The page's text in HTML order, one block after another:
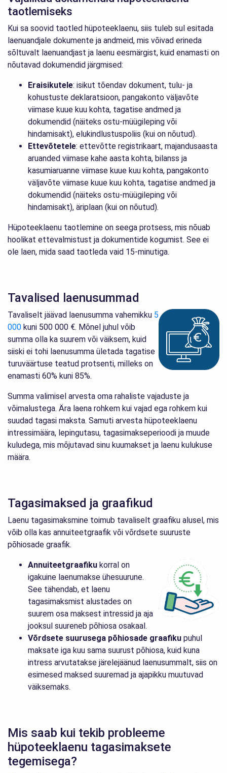
taotlemiseks
Kui sa soovid taotled hüpoteeklaenu, siis tuleb sul esitada
laenuandjale dokumente ja andmeid, mis võivad erineda
sõltuvalt laenuandjast ja laenu eesmärgist, kuid enamasti on
nõutavad dokumendid järgmised:
Eraisikutele: isikut tõendav dokument, tulu- ja
kohustuste deklaratsioon, pangakonto väljavõte
viimase kuue kuu kohta, tagatise andmed ja
dokumendid (näiteks ostu-müügileping või
hindamisakt), elukindlustuspoliis (kui on nõutud).
Ettevõtetele: ettevõtte registrikaart, majandusaasta
aruanded viimase kahe aasta kohta, bilanss ja
kasumiaruanne viimase kuue kuu kohta, pangakonto
väljavõte viimase kuue kuu kohta, tagatise andmed ja
dokumendid (näiteks ostu-müügileping või
hindamisakt), äriplaan (kui on nõutud).
Hüpoteeklaenu taotlemine on seega protsess, mis nõuab
hoolikat ettevalmistust ja dokumentide kogumist. See ei
ole laen, mida saad taotleda vaid 15-minutiga.
Tavalised laenusummad
Tavaliselt jäävad laenusumma vahemikku 5
000 kuni 500 000 €. Mõnel juhul võib
summa olla ka suurem või väiksem, kuid
siiski ei tohi laenusumma ületada tagatise
turuväärtuse teatud protsenti, milleks on
enamasti 60% kuni 85%.
Summa valimisel arvesta oma rahaliste vajaduste ja
võimalustega. Ära laena rohkem kui vajad ega rohkem kui
suudad tagasi maksta. Samuti arvesta hüpoteeklaenu
intressimäära, lepingutasu, tagasimakseperioodi ja muude
kuludega, mis mõjutavad sinu kuumakset ja laenu kulukuse
määra.
Tagasimaksed ja graafikud
Laenu tagasimaksmine toimub tavaliselt graafiku alusel, mis
võib olla kas annuiteetgraafik või võrdsete suuruste
põhiosade graafik.
Annuiteetgraafiku korral on
igakuine laenumakse ühesuurune.
See tähendab, et laenu
tagasimaksmist alustades on
suurem osa maksest intressid ja aja
jooksul suureneb põhiosa osakaal.
Võrdsete suurusega põhiosade graafiku puhul
maksate iga kuu sama suurust põhiosa, kuid kuna
intress arvutatakse järelejäänud laenusummalt, siis on
esimesed maksed suuremad ja ajapikku muutuvad
väiksemaks.
Mis saab kui tekib probleeme
hüpoteeklaenu tagasimaksete
tegemisega?